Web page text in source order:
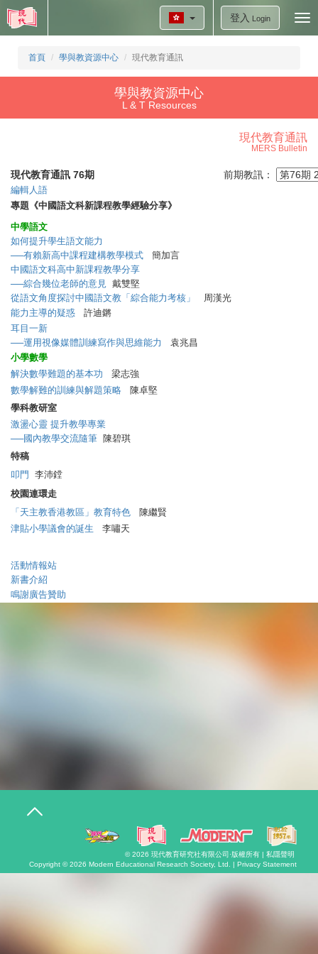
登入 Login
首頁 學與教資源中心 現代教育通訊
學與教資源中心
L & T Resources
現代教育通訊
MERS Bulletin
現代教育通訊 76期 前期教訊：
編輯人語
專題《中國語文科新課程教學經驗分享》
中學語文
如何提升學生語文能力
──有賴新高中課程建構教學模式 簡加言
中國語文科高中新課程教學分享
──綜合幾位老師的意見 戴雙堅
從語文角度探討中國語文教「綜合能力考核」
周漢光
能力主導的疑惑 許迪鏘
耳目一新
──運用視像媒體訓練寫作與思維能力
袁兆昌
小學數學
解決數學難題的基本功 梁志強
數學解難的訓練與解題策略 陳卓堅
學科教研室
激盪心靈 提升教學專業
──國內教學交流隨筆 陳碧琪
特稿
叩門
李沛鏜
校園連環走
「天主教香港教區」教育特色 陳繼賢
津貼小學議會的誕生 李嘯天
活動情報站
新書介紹
鳴謝廣告贊助
T
n
© 2026 現代教育研究社有限公司 ·版權所有 | 私隱聲明
Copyright © 2026 Modern Educational Research Society, Ltd. | Privacy Statement